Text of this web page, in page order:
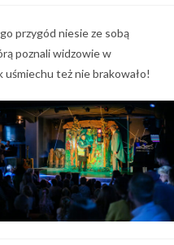
przygód niesie ze sobą
poznali widzowie w
też nie brakowało!